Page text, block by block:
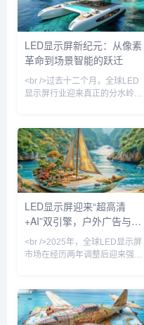
LED显示屏新纪元：从像素
革命到场景智能的跃迁
<br />过去十二个月，全球LED
显示屏行业迎来真正的分水岭。
同比增长超过180%，而Micro
LED在高端商用显示领域的试点
项目数量较去年同期翻了四倍。
三星、LG、利亚德、洲明科技
等头部企业相继推出像素间距低
于0.3毫米的巨幕产品，将“无缝
拼接”与“超高亮度”推向新高度。
与此同时，COB（板上芯片）
LED显示屏迎来“超高清
+AI”双引擎，户外广告与虚
拟拍摄成增长双极
<br />2025年，全球LED显示屏
市场在经历两年调整后迎来强劲
增长38%，而Mini LED直显产
品在商用市场的渗透率首次突破
15%。多家头部屏厂透露，二季